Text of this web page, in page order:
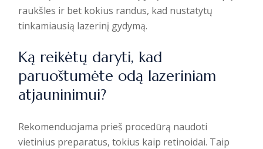
raukšles ir bet kokius randus, kad nustatytų
tinkamiausią lazerinį gydymą.
Ką reikėtų daryti, kad
paruoštumėte odą lazeriniam
atjauninimui?
Rekomenduojama prieš procedūrą naudoti
vietinius preparatus, tokius kaip retinoidai. Taip